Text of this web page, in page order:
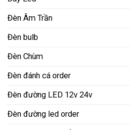
Đèn Âm Trần
Đèn bulb
Đèn Chùm
Đèn đánh cá order
Đèn đường LED 12v 24v
Đèn đường led order